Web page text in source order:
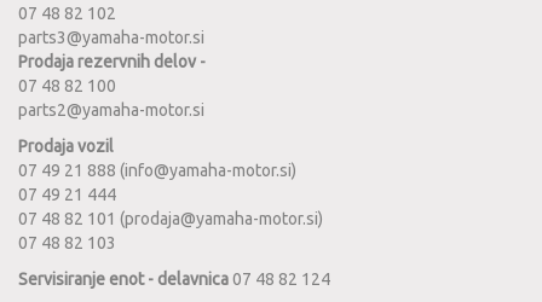
07 48 82 102
parts3@yamaha-motor.si
Prodaja rezervnih delov -
07 48 82 100
parts2@yamaha-motor.si
Prodaja vozil
07 49 21 888 (info@yamaha-motor.si)
07 49 21 444
07 48 82 101 (prodaja@yamaha-motor.si)
07 48 82 103
Servisiranje enot - delavnica07 48 82 124